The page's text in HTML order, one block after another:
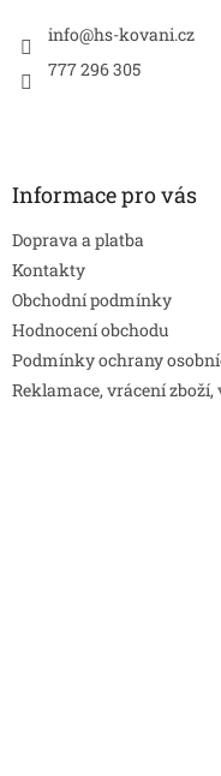
info@hs-kovani.cz
777 296 305
Informace pro vás
Doprava a platba
Kontakty
Obchodní podmínky
Hodnocení obchodu
Podmínky ochrany
Reklamace, vrácení